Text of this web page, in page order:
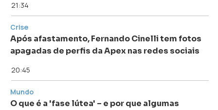
21:34
Crise
Após afastamento, Fernando Cinelli tem fotos
apagadas de perfis da Apex nas redes sociais
20:45
Mundo
O que é a 'fase lútea' – e por que algumas